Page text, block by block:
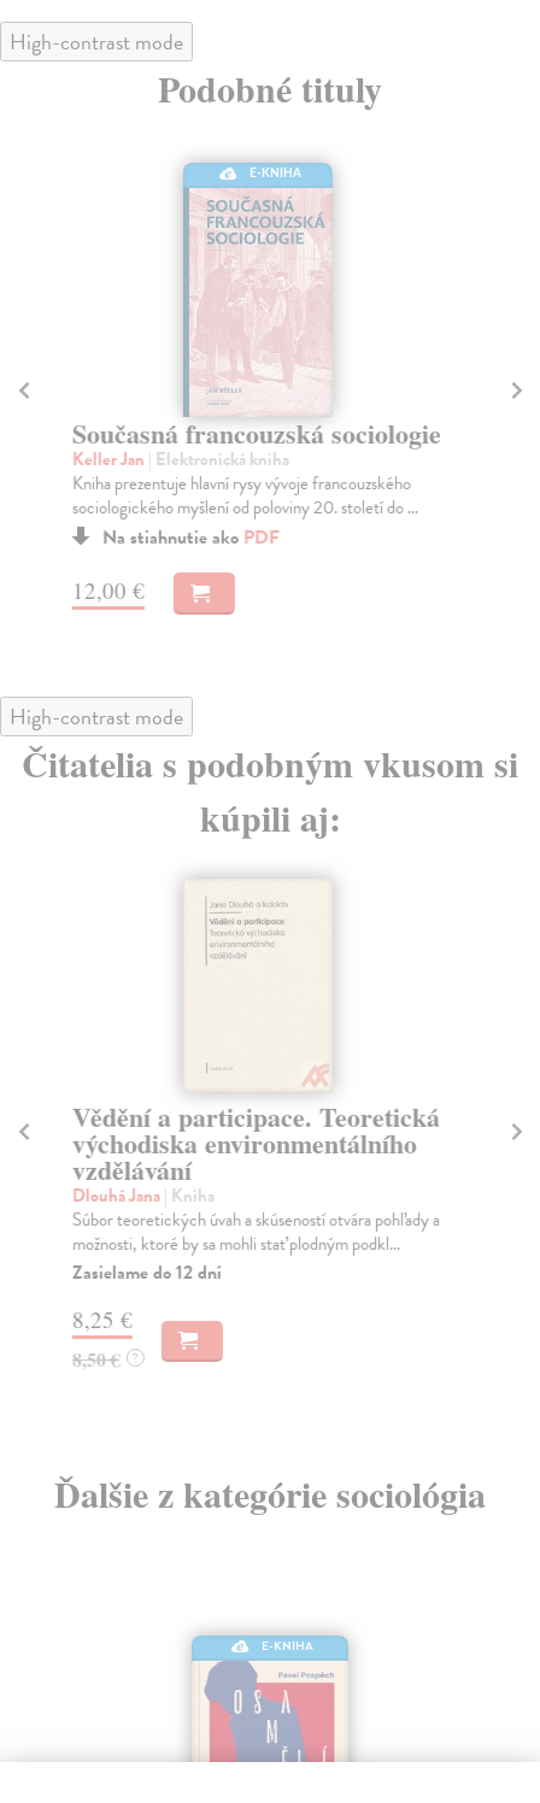
High-contrast mode
Podobné tituly
E-KNIHA
Současná francouzská sociologie
Keller Jan | Elektronická kniha
Kniha prezentuje hlavní rysy vývoje francouzského
sociologického myšlení od poloviny 20. století do ...
Na stiahnutie ako PDF
12,00 €
High-contrast mode
Čitatelia s podobným vkusom si
kúpili aj:
Vědění a participace. Teoretická
východiska environmentálního
vzdělávání
Dlouhá Jana| Kniha
Súbor teoretických úvah a skúseností otvára pohľady a
možnosti, ktoré by sa mohli stať plodným podkl...
Zasielame do 12 dní
8,25 €
8,50 € ?
Ďalšie z kategórie sociológia
E-KNIHA